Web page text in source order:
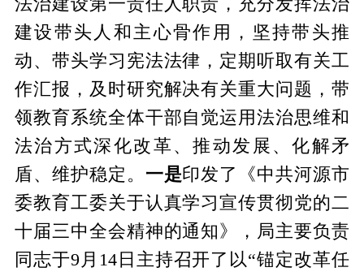
建设带头人和主心骨作用，坚持带头推
动、带头学习宪法法律，定期听取有关工
作汇报，及时研究解决有关重大问题，带
领教育系统全体干部自觉运用法治思维和
法治方式深化改革、推动发展、化解矛
盾、维护稳定。 一是印发了《中共河源市
委教育工委关于认真学习宣传贯彻党的二
十届三中全会精神的通知》，局主要负责
同志于9月14日主持召开了以“锚定改革任